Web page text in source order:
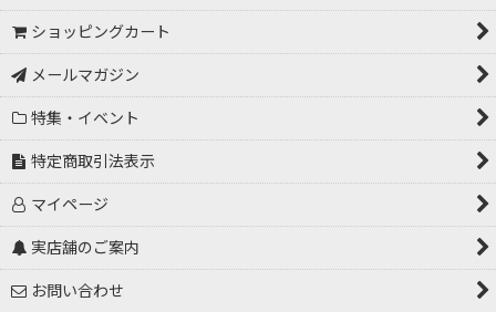
ショッピングカート
メールマガジン
特集・イベント
特定商取引法表示
マイページ
実店舗のご案内
お問い合わせ